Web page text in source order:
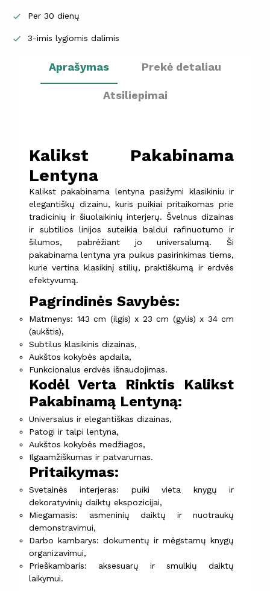
 Per 30 dienų
 3-imis lygiomis dalimis
Aprašymas Prekė detaliau
Atsiliepimai
Kalikst Pakabinama
Lentyna
Kalikst pakabinama lentyna pasižymi klasikiniu ir
elegantiškų dizainu, kuris puikiai pritaikomas prie
tradicinių ir šiuolaikinių interjerų. Švelnus dizainas
ir subtilios linijos suteikia baldui rafinuotumo ir
šilumos, pabrėžiant jo universalumą. Ši
pakabinama lentyna yra puikus pasirinkimas tiems,
kurie vertina klasikinį stilių, praktiškumą ir erdvės
efektyvumą.
Pagrindinės Savybės:
Matmenys: 143 cm (ilgis) x 23 cm (gylis) x 34 cm
(aukštis),
Subtilus klasikinis dizainas,
Aukštos kokybės apdaila,
Funkcionalus erdvės išnaudojimas.
Kodėl Verta Rinktis Kalikst
Pakabinamą Lentyną:
Universalus ir elegantiškas dizainas,
Patogi ir talpi lentyna,
Aukštos kokybės medžiagos,
Ilgaamžiškumas ir patvarumas.
Pritaikymas:
Svetainės interjeras: puiki vieta knygų ir
dekoratyvinių daiktų ekspozicijai,
Miegamasis: asmeninių daiktų ir nuotraukų
demonstravimui,
Darbo kambarys: dokumentų ir mėgstamų knygų
organizavimui,
Prieškambaris: aksesuarų ir smulkių daiktų
laikymui.